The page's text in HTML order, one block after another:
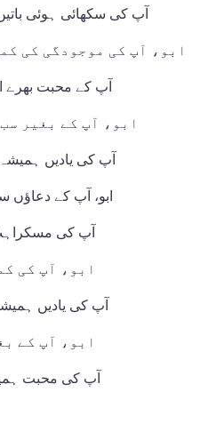
آپ کی سکھائی ہوئی
ابو، آپ کی موجودگی کی
آپ کے محبت بھرے
ابو، آپ کے بغیر
آپ کی یادیں
ابو، آپ کے
آپ کی
ابو، آپ کی
آپ کی یادیں
ابو، آپ کے
آپ کی محبت